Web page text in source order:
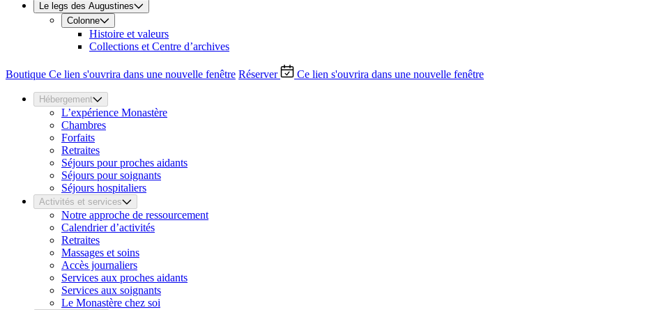
Le legs des Augustines
Colonne
Histoire et valeurs
Collections et Centre d’archives
Boutique Ce lien s'ouvrira dans une nouvelle fenêtre Réserver Ce lien s'ouvrira dans une nouvelle fenêtre
Hébergement
L’expérience Monastère
Chambres
Forfaits
Retraites
Séjours pour proches aidants
Séjours pour soignants
Séjours hospitaliers
Activités et services
Notre approche de ressourcement
Calendrier d’activités
Retraites
Massages et soins
Accès journaliers
Services aux proches aidants
Services aux soignants
Le Monastère chez soi